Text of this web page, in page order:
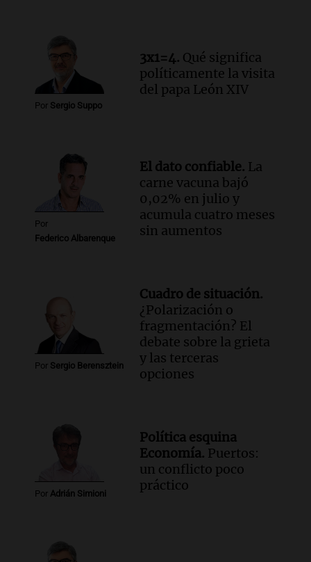
Audio.
Osvaldo Jaldo busca unificar
criterios con gobernadores del norte
argentino en Buenos Aires
Panorama Federal
Córdoba a pesar del sol en Carlos Paz
Noticias
Episodios
Por Sergio Suppo
3x1=4. Qué significa
políticamente la visita
del papa León XIV
Por
Federico Albarenque
El dato confiable. La
carne vacuna bajó
0,02% en julio y
acumula cuatro meses
sin aumentos
Por Sergio Berensztein
Cuadro de situación.
¿Polarización o
fragmentación? El
debate sobre la grieta
y las terceras
opciones
Por Adrián Simioni
Política esquina
Economía. Puertos:
un conflicto poco
práctico